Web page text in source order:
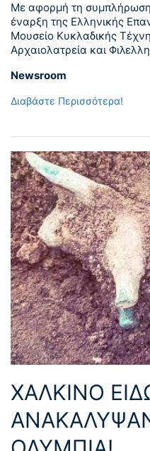
Με αφορμή τη
έναρξη της Ελληνικής
Μουσείο Κυκλαδικής
Αρχαιολατρεία και
Newsroom
Διαβάστε Περισσότερα!
ΧΑΛΚΙΝΟ